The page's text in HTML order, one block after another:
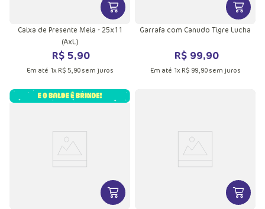
VER MAIS INFORMAÇÕES DO
Caixa de Presente Meia - 25x11
(AxL)
R$ 5,90
Em até 1x R$ 5, 90sem juros
VER
Garrafa com Canudo Tigre Lucha
R$ 99,90
Em até 1x R$ 99, 90sem juros
VER MAIS INFORMAÇÕES DOVER